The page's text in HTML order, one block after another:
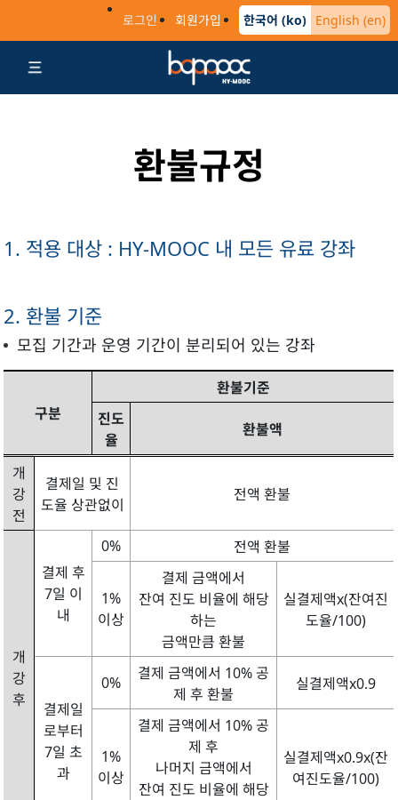
로그인 회원가입 한국어 (ko) English (en)
환불규정
1. 적용 대상 : HY-MOOC 내 모든 유료 강좌
2. 환불 기준
모집 기간과 운영 기간이 분리되어 있는 강좌
구분
환불기준
진도
율
환불액
개
강
전
결제일 및 진
도율 상관없이
전액 환불
개
강
후
결제 후
7일 이
내
0% 전액 환불
1%
이상
결제 금액에서
잔여 진도 비율에 해당
하는
금액만큼 환불
실결제액x(잔여진
도율/100)
결제일
로부터
7일 초
과
0%
결제 금액에서 10% 공
제 후 환불
실결제액x0.9
1%
이상
결제 금액에서 10% 공
제 후
나머지 금액에서
잔여 진도 비율에 해당
실결제액x0.9x(잔
여진도율/100)